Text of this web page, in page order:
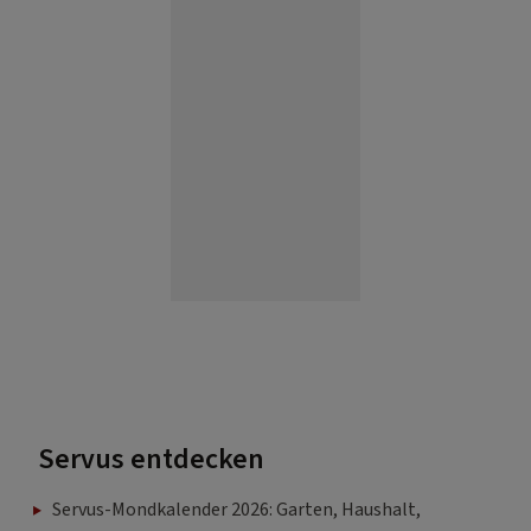
Servus entdecken
Servus-Mondkalender 2026: Garten, Haushalt,